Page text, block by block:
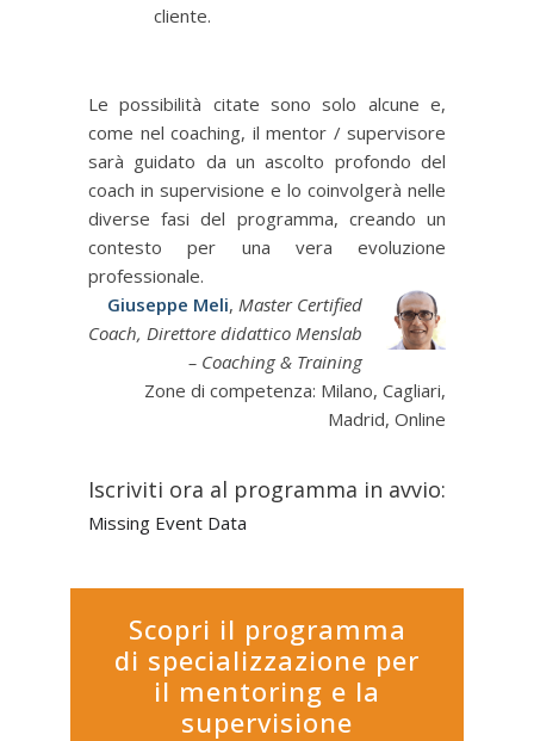
cliente.
Le possibilità citate sono solo alcune e,
come nel coaching, il mentor / supervisore
sarà guidato da un ascolto profondo del
coach in supervisione e lo coinvolgerà nelle
diverse fasi del programma, creando un
contesto per una vera evoluzione
professionale.
Giuseppe Meli, Master Certified
Coach, Direttore didattico Menslab
– Coaching & Training
Zone di competenza: Milano, Cagliari,
Madrid, Online
Iscriviti ora al programma in avvio:
Missing Event Data
Scopri il programma
di specializzazione per
il mentoring e la
supervisione